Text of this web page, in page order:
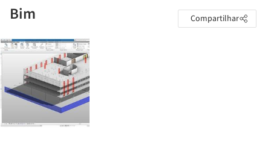
Bim Compartilhar